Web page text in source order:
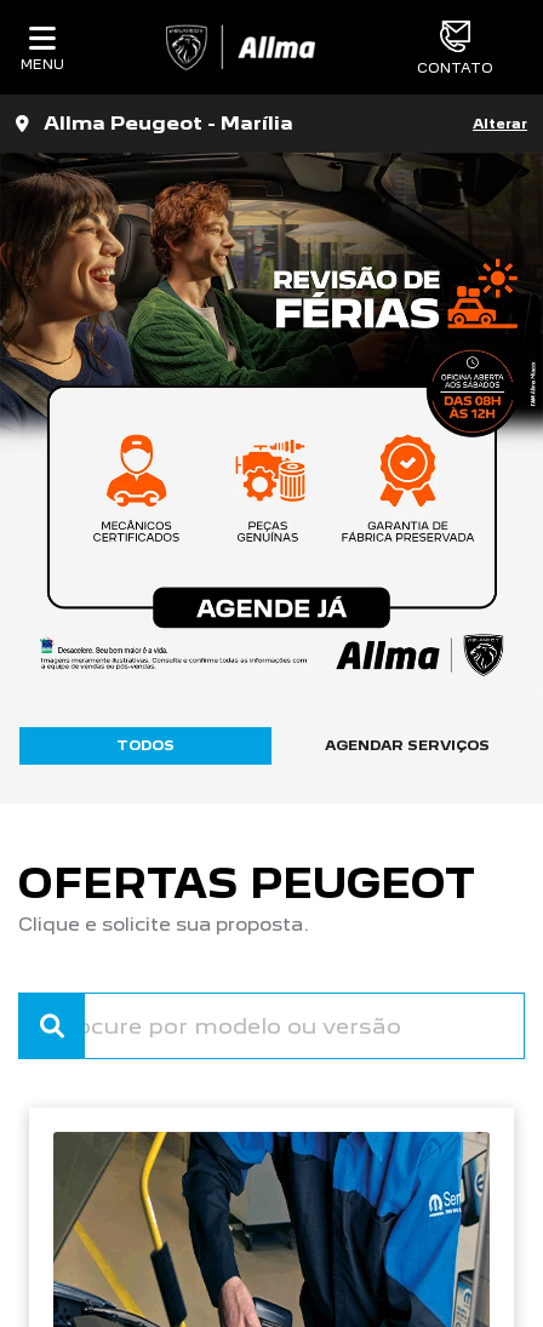
MENU CONTATO
Allma Peugeot - Marília Alterar
TODOS AGENDAR SERVIÇOS
OFERTAS PEUGEOT
Clique e solicite sua proposta.